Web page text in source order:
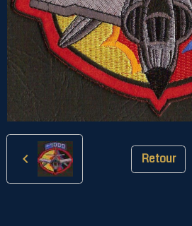
Retour